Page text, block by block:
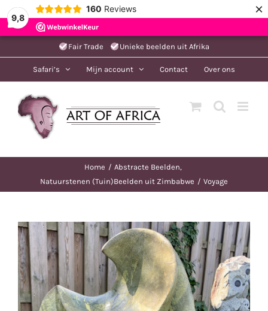
9,8
160 Reviews ×
naar
Fair Trade Unieke beelden uit Afrika
Safari’s Mijn account Contact Over ons
Home
Abstracte Beelden
Natuurstenen (Tuin)Beelden uit Zimbabwe
Voyage